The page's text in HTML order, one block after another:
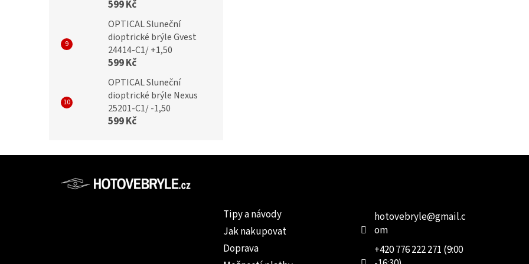
599 Kč
OPTICAL Sluneční
dioptrické brýle Gvest
24414-C1/ +1,50
599 Kč
OPTICAL Sluneční
dioptrické brýle Nexus
25201-C1/ -1,50
599 Kč
Tipy a návody
Jak nakupovat
Doprava
hotovebryle@gmail.c
om
+420 776 222 271 (9:00